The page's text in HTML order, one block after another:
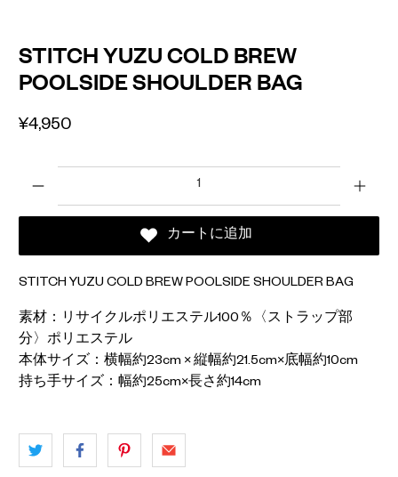
STITCH YUZU COLD BREW
POOLSIDE SHOULDER BAG
¥4,950
カートに追加
STITCH YUZU COLD BREW POOLSIDE SHOULDER BAG
素材：リサイクルポリエステル100％〈ストラップ部
分〉ポリエステル
本体サイズ：横幅約23cm × 縦幅約21.5cm×底幅約10cm
持ち手サイズ：幅約25cm×長さ約14cm